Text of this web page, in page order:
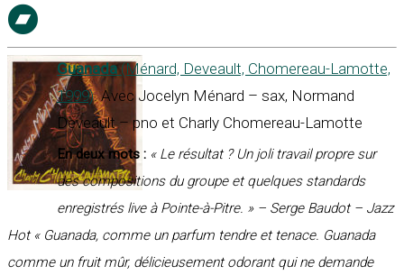
Guanada(Ménard, Deveault, Chomereau-Lamotte,
1999). Avec Jocelyn Ménard – sax, Normand
Deveault – pno et Charly Chomereau-Lamotte
En deux mots : « Le résultat ? Un joli travail propre sur
des compositions du groupe et quelques standards
enregistrés live à Pointe-à-Pitre. »– Serge Baudot – Jazz
Hot « Guanada, comme un parfum tendre et tenace. Guanada
comme un fruit mûr, délicieusement odorant qui ne demande